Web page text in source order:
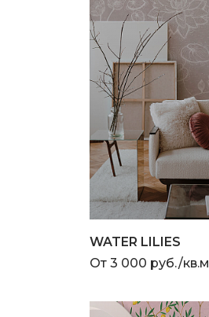
WATER LILIES
От 3 000 руб./кв.м